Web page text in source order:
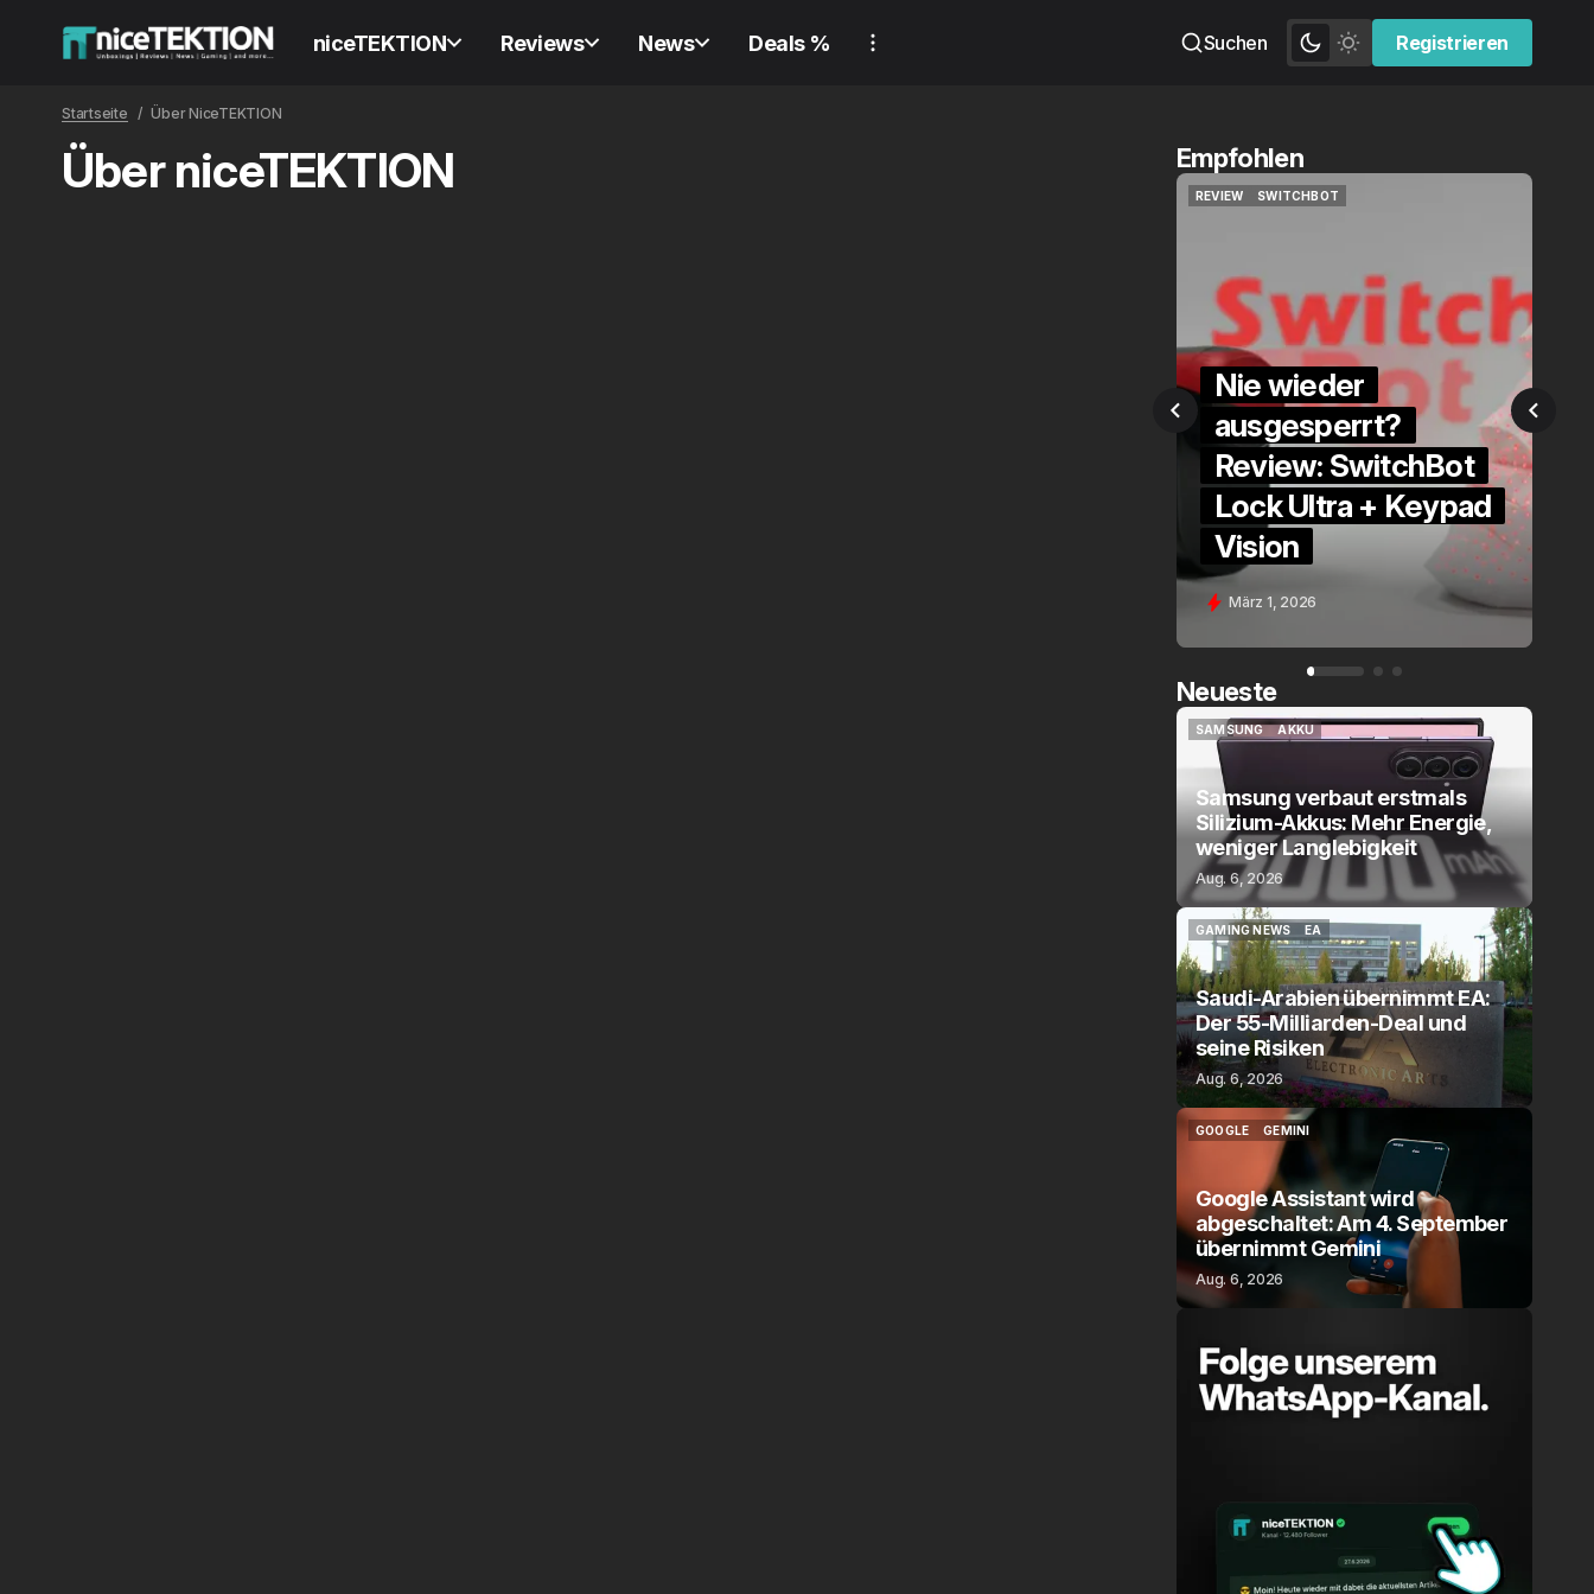
niceTEKTION Reviews News Deals % Suchen
Registrieren
Registrieren
Startseite Über NiceTEKTION
Über niceTEKTION Empfohlen
ausgesperrt?
Review: SwitchBot
Lock Ultra + Keypad
QUICKCHECK
Die Alexa-
Alternative?
QuickCheck:
Assistant Voice
Neueste
SAMSUNG
SAMSUNG
AKKU
Samsung verbaut erstmals
Silizium-Akkus: Mehr Energie,
weniger Langlebigkeit
Aug. 6, 2026
GAMING NEWS
GAMING NEWS
EA
EA
Saudi-Arabien übernimmt EA:
Der 55-Milliarden-Deal und
seine Risiken
Aug. 6, 2026
GOOGLE
GEMINI
GEMINI
Google Assistant wird
abgeschaltet: Am 4. September
übernimmt Gemini
Aug. 6, 2026